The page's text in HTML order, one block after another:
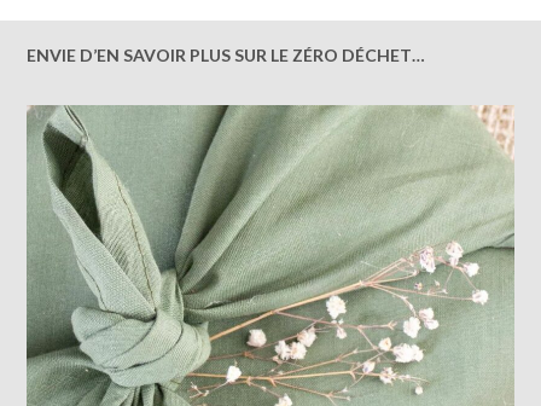
10,00 €
à
ENVIE D’EN SAVOIR PLUS SUR LE ZÉRO DÉCHET…